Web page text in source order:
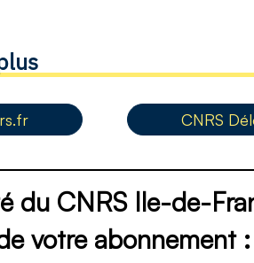
CNRS
du CNRS Ile-de-
votre abonnement :